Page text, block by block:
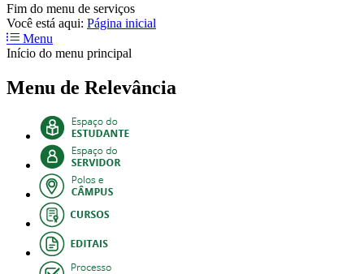
Fim do menu de serviços
Você está aqui: Página inicial
Menu
Início do menu principal
Menu de Relevância